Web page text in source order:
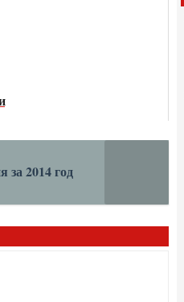
за 2014 год